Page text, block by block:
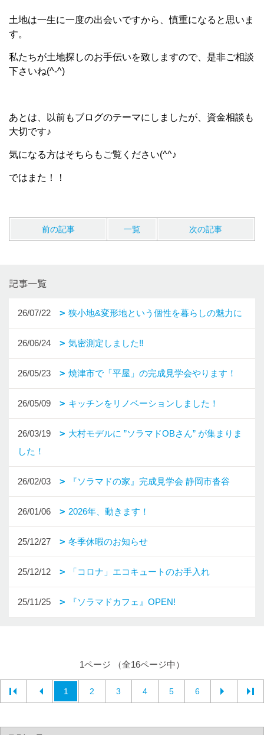
土地は一生に一度の出会いですから、慎重になると思いま
す。
私たちが土地探しのお手伝いを致しますので、是非ご相談
下さいね(^-^)
あとは、以前もブログのテーマにしましたが、資金相談も
大切です♪
気になる方はそちらもご覧ください(^^♪
ではまた！！
前の記事 一覧 次の記事
記事一覧
26/07/22 狭小地&変形地という個性を暮らしの魅力に
26/06/24 気密測定しました‼
26/05/23 焼津市で「平屋」の完成見学会やります！
26/05/09 キッチンをリノベーションしました！
26/03/19
大村モデルに ”ソラマドOBさん” が集まりま
した！
26/02/03 『ソラマドの家』完成見学会 静岡市沓谷
26/01/06 2026年、動きます！
25/12/27 冬季休暇のお知らせ
25/12/12 「コロナ」エコキュートのお手入れ
25/11/25 『ソラマドカフェ』OPEN!
1ページ （全16ページ中）
1 2 3 4 5 6